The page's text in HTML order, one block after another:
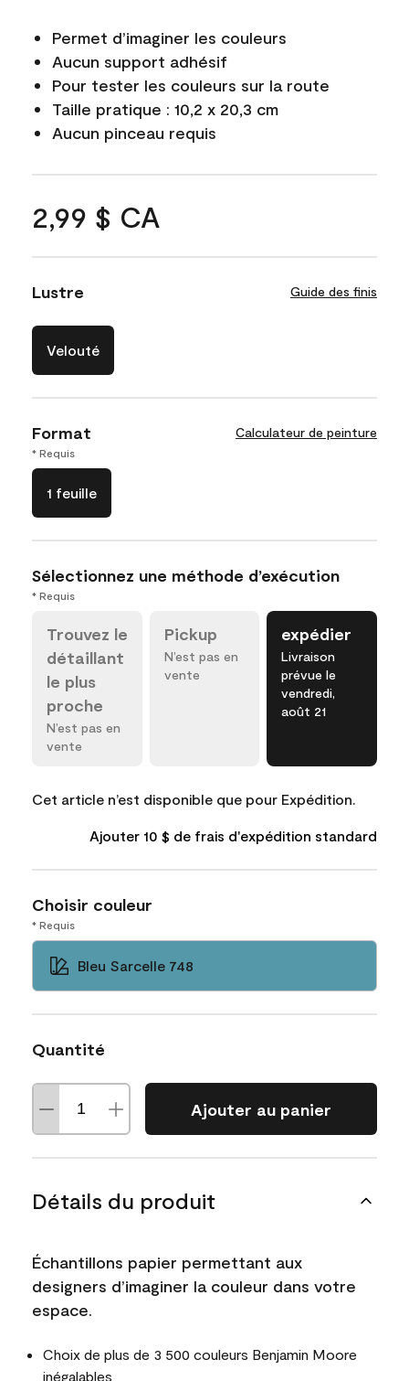
Permet d’imaginer les couleurs
Aucun support adhésif
Pour tester les couleurs sur la route
Taille pratique : 10,2 x 20,3 cm
Aucun pinceau requis
2,99 $ CA
Lustre Guide des finis
Velouté
Format Calculateur de peinture
* Requis
1 feuille
Sélectionnez une méthode d’exécution
* Requis
Trouvez le
détaillant
le plus
proche
N’est pas en
vente
Pickup
N’est pas en
vente
expédier
Livraison
prévue le
vendredi,
août 21
Cet article n’est disponible que pour Expédition.
Ajouter 10 $ de frais d'expédition standard
Choisir couleur
* Requis
Bleu Sarcelle 748
Quantité
Ajouter au panier
Détails du produit
Échantillons papier permettant aux
designers d’imaginer la couleur dans votre
espace.
Choix de plus de 3 500 couleurs Benjamin Moore
inégalables